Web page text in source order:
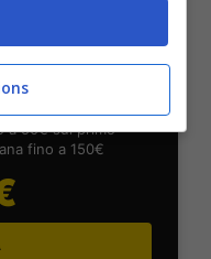
a 50€ + 150€
a 50€ sul primo
fino a 150€